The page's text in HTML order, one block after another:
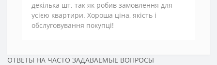
декілька шт. так як робив замовлення для
усією квартири. Хороша ціна, якість і
обслуговування покупці!
ОТВЕТЫ НА ЧАСТО ЗАДАВАЕМЫЕ ВОПРОСЫ